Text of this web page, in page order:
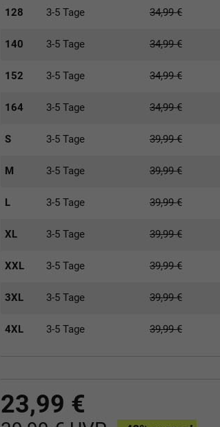
128 3-5 Tage 34,99€
140 3-5 Tage 34,99€
152 3-5 Tage 34,99€
164 3-5 Tage 34,99€
S 3-5 Tage 39,99€
M 3-5 Tage 39,99€
L 3-5 Tage 39,99€
XL 3-5 Tage 39,99€
XXL 3-5 Tage 39,99€
3XL 3-5 Tage 39,99€
4XL 3-5 Tage 39,99€
23,99 €